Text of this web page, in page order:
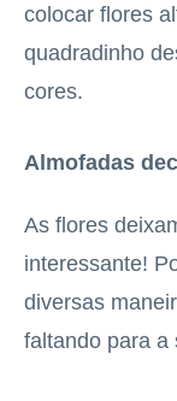
colocar flores
quadradinho
cores.
Almofadas
As flores
interessante!
diversas
faltando para a